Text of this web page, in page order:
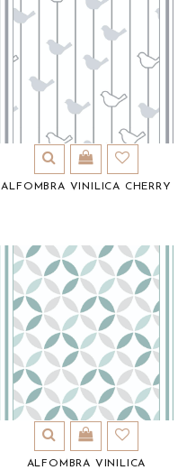
ALFOMBRA VINILICA CHERRY
ALFOMBRA VINILICA